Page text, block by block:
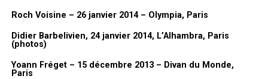
Roch Voisine – 26 janvier 2014 – Olympia, Paris
Didier Barbelivien, 24 janvier 2014, L’Alhambra, Paris
(photos)
Yoann Fréget – 15 décembre 2013 – Divan du Monde,
Paris